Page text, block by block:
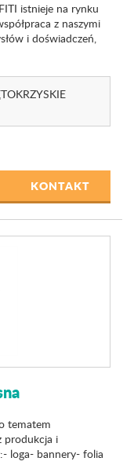
istnieje na rynku
z naszymi
i doświadczeń,
KONTAKT
tematem
produkcja i
loga- bannery- folia